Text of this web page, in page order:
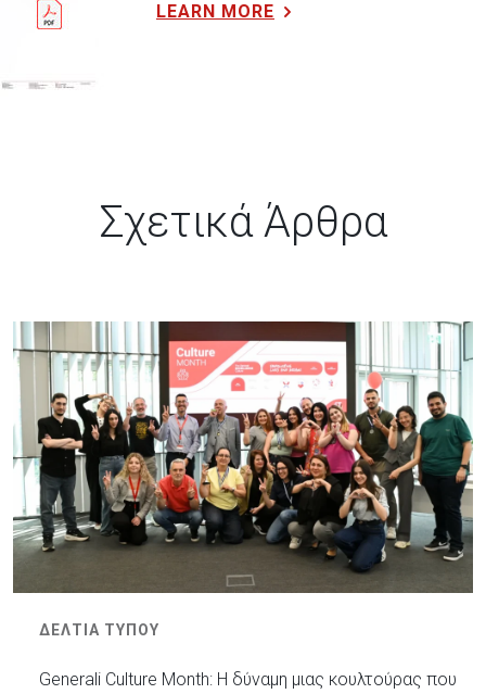
LEARN MORE
Σχετικά Άρθρα
ΔΕΛΤΙΑ ΤΥΠΟΥ
Generali Culture Month: Η δύναμη μιας κουλτούρας που